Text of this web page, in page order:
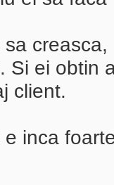
Si ei obtin
client.
inca